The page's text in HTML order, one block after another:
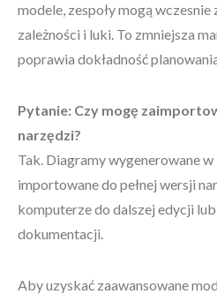
modele, zespoły mogą
zależności i luki. To zmniejsza
poprawia dokładność
Pytanie: Czy mogę
narzędzi?
Tak. Diagramy wygenerowane
importowane do pełnej wersji
komputerze do dalszej edycji
dokumentacji.
Aby uzyskać zaawansowane